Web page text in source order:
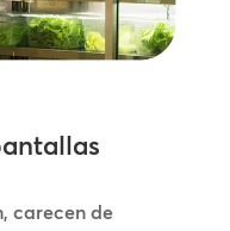
carecen de